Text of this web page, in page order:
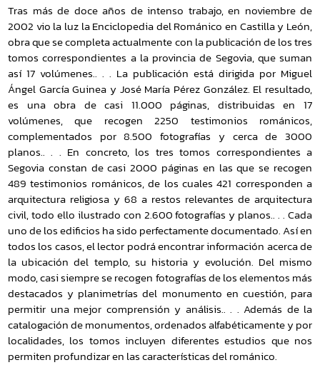
Tras más de doce años de intenso trabajo, en noviembre de
2002 vio la luz la Enciclopedia del Románico en Castilla y León,
obra que se completa actualmente con la publicación de los tres
tomos correspondientes a la provincia de Segovia, que suman
así 17 volúmenes.. . . La publicación está dirigida por Miguel
Ángel García Guinea y José María Pérez González. El resultado,
es una obra de casi 11.000 páginas, distribuidas en 17
volúmenes, que recogen 2250 testimonios románicos,
complementados por 8.500 fotografías y cerca de 3000
planos.. . . En concreto, los tres tomos correspondientes a
Segovia constan de casi 2000 páginas en las que se recogen
489 testimonios románicos, de los cuales 421 corresponden a
arquitectura religiosa y 68 a restos relevantes de arquitectura
civil, todo ello ilustrado con 2.600 fotografías y planos.. . . Cada
uno de los edificios ha sido perfectamente documentado. Así en
todos los casos, el lector podrá encontrar información acerca de
la ubicación del templo, su historia y evolución. Del mismo
modo, casi siempre se recogen fotografías de los elementos más
destacados y planimetrías del monumento en cuestión, para
permitir una mejor comprensión y análisis.. . . Además de la
catalogación de monumentos, ordenados alfabéticamente y por
localidades, los tomos incluyen diferentes estudios que nos
permiten profundizar en las características del románico.